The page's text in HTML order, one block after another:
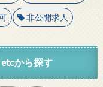
非公開求人
から探す